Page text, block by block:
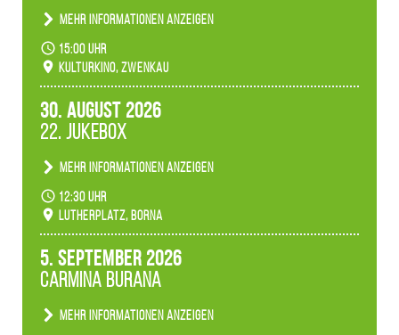
Mehr Informationen anzeigen
Konzert unserer Zwenkauer Schüler und
Schülerinnen zum Fest des Kulturkinos.
15:00 Uhr
Kulturkino, Zwenkau
30. August 2026
22. Jukebox
Mehr Informationen anzeigen
Anlässlicher der 775-Jahrfeier der Stadt Borna
spielen wir noch einmal unser aktuelles
Jukeboxprogramm zum Stadtfest.
12:30 Uhr
Lutherplatz, Borna
5. September 2026
Carmina Burana
Mehr Informationen anzeigen